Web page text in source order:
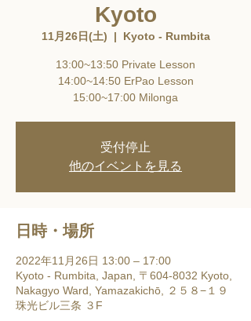
Kyoto
11月26日(土)
  |
Kyoto - Rumbita
13:00~13:50 Private Lesson
14:00~14:50 ErPao Lesson
15:00~17:00 Milonga
受付停止
他のイベントを見る
日時・場所
2022年11月26日 13:00 – 17:00
Kyoto - Rumbita, Japan, 〒604-8032 Kyoto,
Nakagyo Ward, Yamazakichō, ２５８−１９
珠光ビル三条 ３F